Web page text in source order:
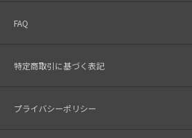
FAQ
特定商取引に基づく表記
プライバシーポリシー